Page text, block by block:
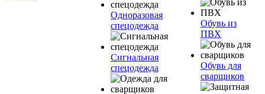
Одноразовая
спецодежда
Сигнальная
спецодежда
Обувь из
ПВХ
Обувь для
сварщиков